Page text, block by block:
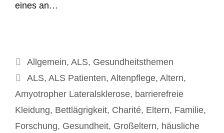
eines an…
Kategorien
Allgemein, ALS, Gesundheitsthemen
Schlagwörter
ALS, ALS Patienten, Altenpflege, Altern,
Amyotropher Lateralsklerose, barrierefreie
Kleidung, Bettlägrigkeit, Charité, Eltern, Familie,
Forschung, Gesundheit, Großeltern, häusliche